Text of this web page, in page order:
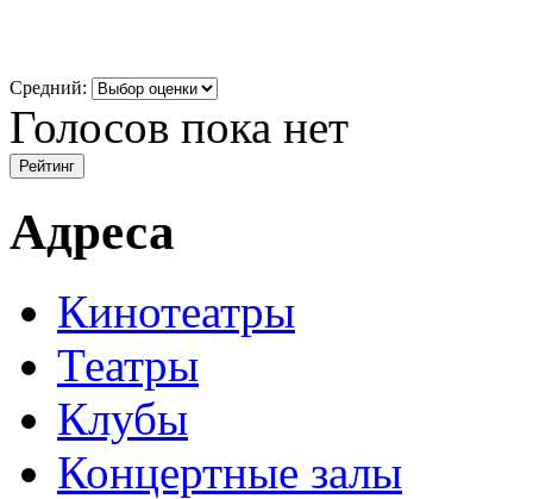
Средний:
Голосов пока нет
Адреса
Кинотеатры
Театры
Клубы
Концертные залы